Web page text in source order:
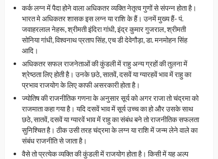
कर्क लग्न में पैदा होने वाला अधिकतर व्यक्ति नेतृत्व गुणों से संपन्न होता है।
भारत मे अधिकतर शासक इस लग्न या राशि के हैं। उनमें मुख्य हैं- पं.
जवाहरलाल नेहरू, श्रीमती इंदिरा गांधी, इंद्र कुमार गुजराल, श्रीमती
सोनिया गांधी, विश्वनाथ प्रताप सिंह, एच डी देवेगौड़ा, डा. मनमोहन सिंह
आदि।
अधिकतर सफल राजनेताओं की कुंडली में राहु अन्य ग्रहों की तुलना में
श्रेष्ठता लिए होती है। उनके छठे, सातवें, दसवें या ग्यारहवें भाव में राहु का
प्रभाव राजयोग के लिए काफी असरकारी होता है।
ज्योतिष की राजनीतिक गणना के अनुसार सूर्य को अगर राजा तो चंद्रमा को
राजमाता कहा गया है। यदि दसवें भाव में सूर्य उच्च का हो और उसके साथ
छठे, सातवें, दसवें या ग्यारवें भाव में राहु का संबंध बने तो राजनीतिक सफलता
सुनिश्चित है। ठीक उसी तरह चंद्रमा के लग्न या राशि में जन्म लेने वाले का
संबंध राजनीति से जाता है।
वैसे तो प्रत्येक व्यक्ति की कुंडली में राजयोग होता है। किसी में यह अल्प